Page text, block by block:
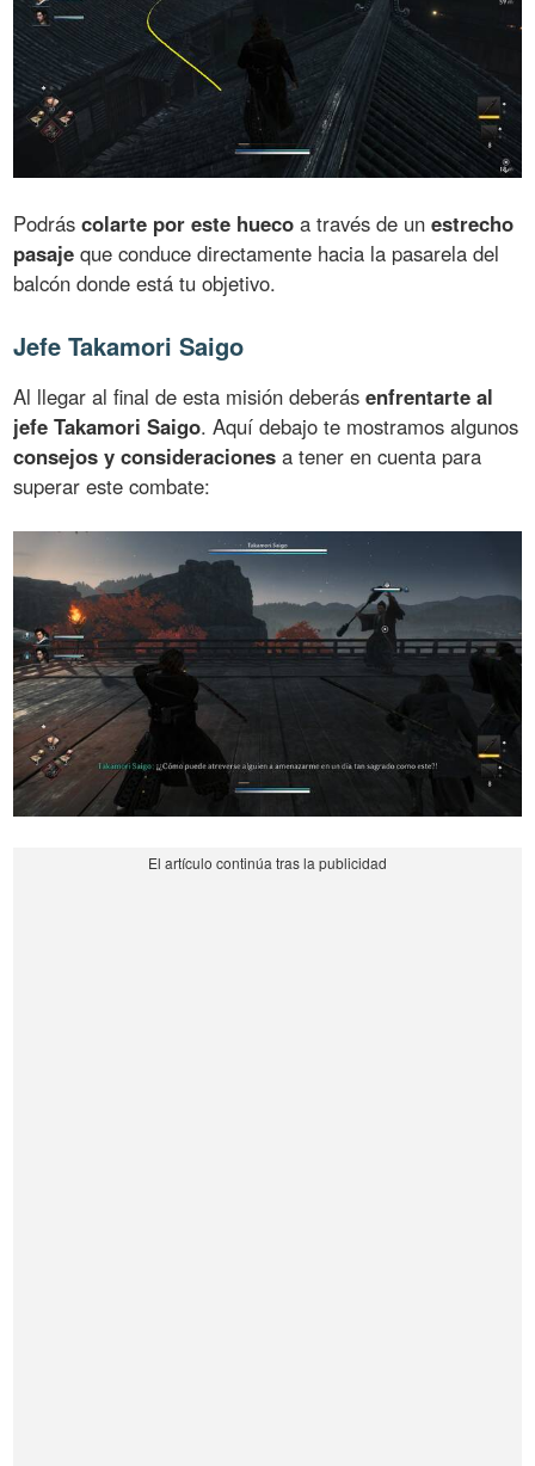
Podráscolarte por este hueco a través de unestrecho
pasaje que conduce directamente hacia la pasarela del
balcón donde está tu objetivo.
Jefe Takamori Saigo
Al llegar al final de esta misión deberásenfrentarte al
jefe Takamori Saigo. Aquí debajo te mostramos algunos
consejos y consideraciones a tener en cuenta para
superar este combate: